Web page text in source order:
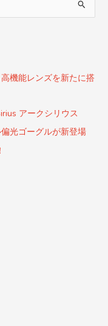
機能レンズを新たに搭
アークシリウス
光ゴーグルが新登場